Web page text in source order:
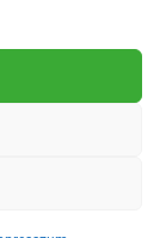
a
Jogú Város